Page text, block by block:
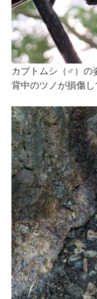
カブトムシ（♂）の
背中のツノが損傷し